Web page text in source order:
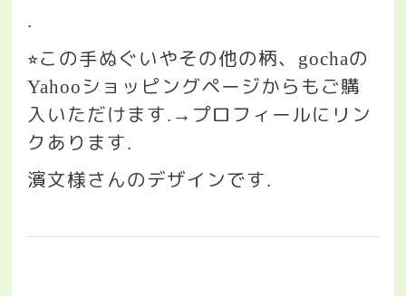
.
⭐︎この手ぬぐいやその他の柄、 gochaの
Yahoo ショッピングページからもご購
入いただけます.→ プロフィールにリン
クあります.
濱文様さんのデザインです.